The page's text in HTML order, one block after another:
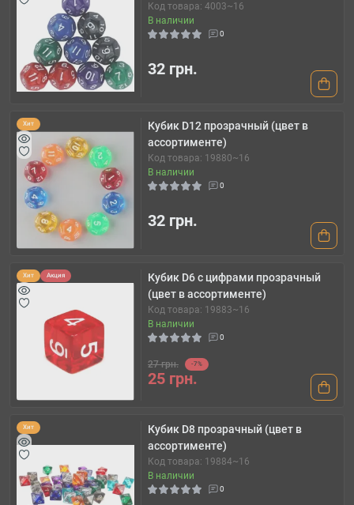
Код товара: 4003~16
В наличии
0
32 грн.
Хит
Кубик D12 прозрачный (цвет в
ассортименте)
Код товара: 19880~16
В наличии
0
32 грн.
Хит Акция
Кубик D6 с цифрами прозрачный
(цвет в ассортименте)
Код товара: 19883~16
В наличии
0
27 грн. -7%
25 грн.
Хит
Кубик D8 прозрачный (цвет в
ассортименте)
Код товара: 19884~16
В наличии
0